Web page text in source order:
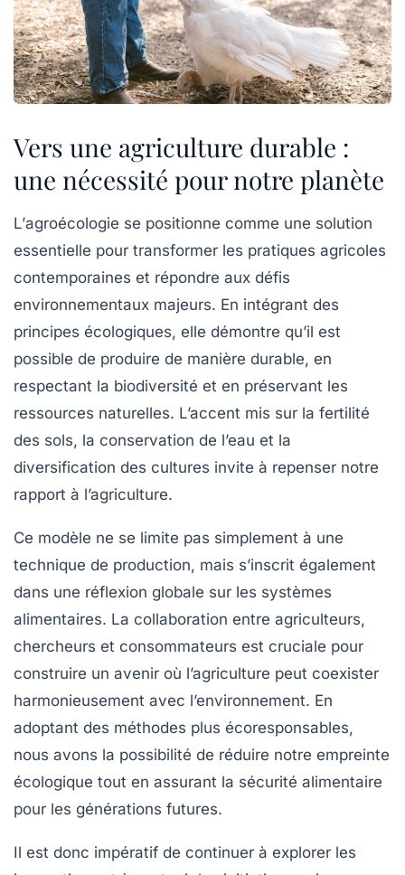
Vers une agriculture durable :
une nécessité pour notre planète
L’agroécologie se positionne comme une solution
essentielle pour transformer les pratiques agricoles
contemporaines et répondre aux défis
environnementaux majeurs. En intégrant des
principes écologiques, elle démontre qu’il est
possible de produire de manière durable, en
respectant la biodiversité et en préservant les
ressources naturelles. L’accent mis sur la fertilité
des sols, la conservation de l’eau et la
diversification des cultures invite à repenser notre
rapport à l’agriculture.
Ce modèle ne se limite pas simplement à une
technique de production, mais s’inscrit également
dans une réflexion globale sur les systèmes
alimentaires. La collaboration entre agriculteurs,
chercheurs et consommateurs est cruciale pour
construire un avenir où l’agriculture peut coexister
harmonieusement avec l’environnement. En
adoptant des méthodes plus écoresponsables,
nous avons la possibilité de réduire notre empreinte
écologique tout en assurant la sécurité alimentaire
pour les générations futures.
Il est donc impératif de continuer à explorer les